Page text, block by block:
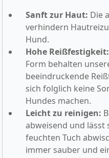
Sanft zur Haut: Die
verhindern
Hund.
Hohe Reißfestigkeit:
Form behalten
beeindruckende
sich folglich keine
Hundes machen.
Leicht zu reinigen:
abweisend und lässt
feuchten Tuch
immer sauber und